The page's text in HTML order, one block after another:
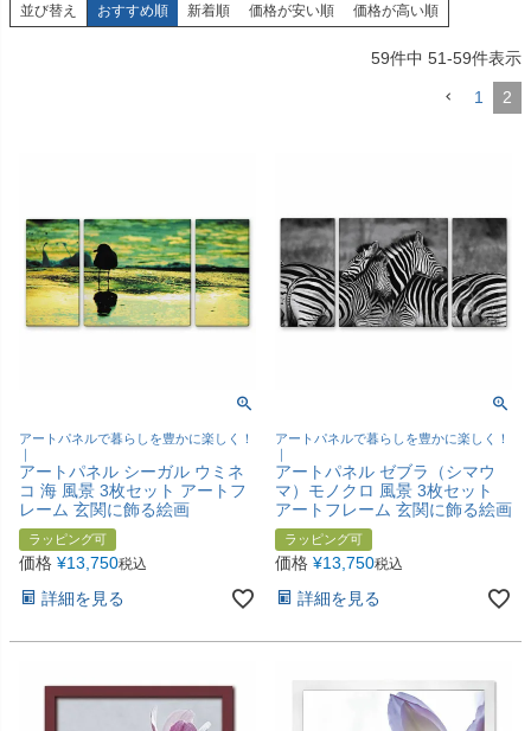
並び替え おすすめ順 新着順 価格が安い順 価格が高い順
59件中 51-59件表示
1 2
アートパネルで暮らしを豊かに楽しく！
｜
アートパネル シーガル ウミネ
コ 海 風景 3枚セット アートフ
レーム 玄関に飾る絵画
ラッピング可
価格 ¥13,750税込
詳細を見る
アートパネルで暮らしを豊かに楽しく！
｜
アートパネル ゼブラ（シマウ
マ）モノクロ 風景 3枚セット
アートフレーム 玄関に飾る絵画
ラッピング可
価格 ¥13,750税込
詳細を見る